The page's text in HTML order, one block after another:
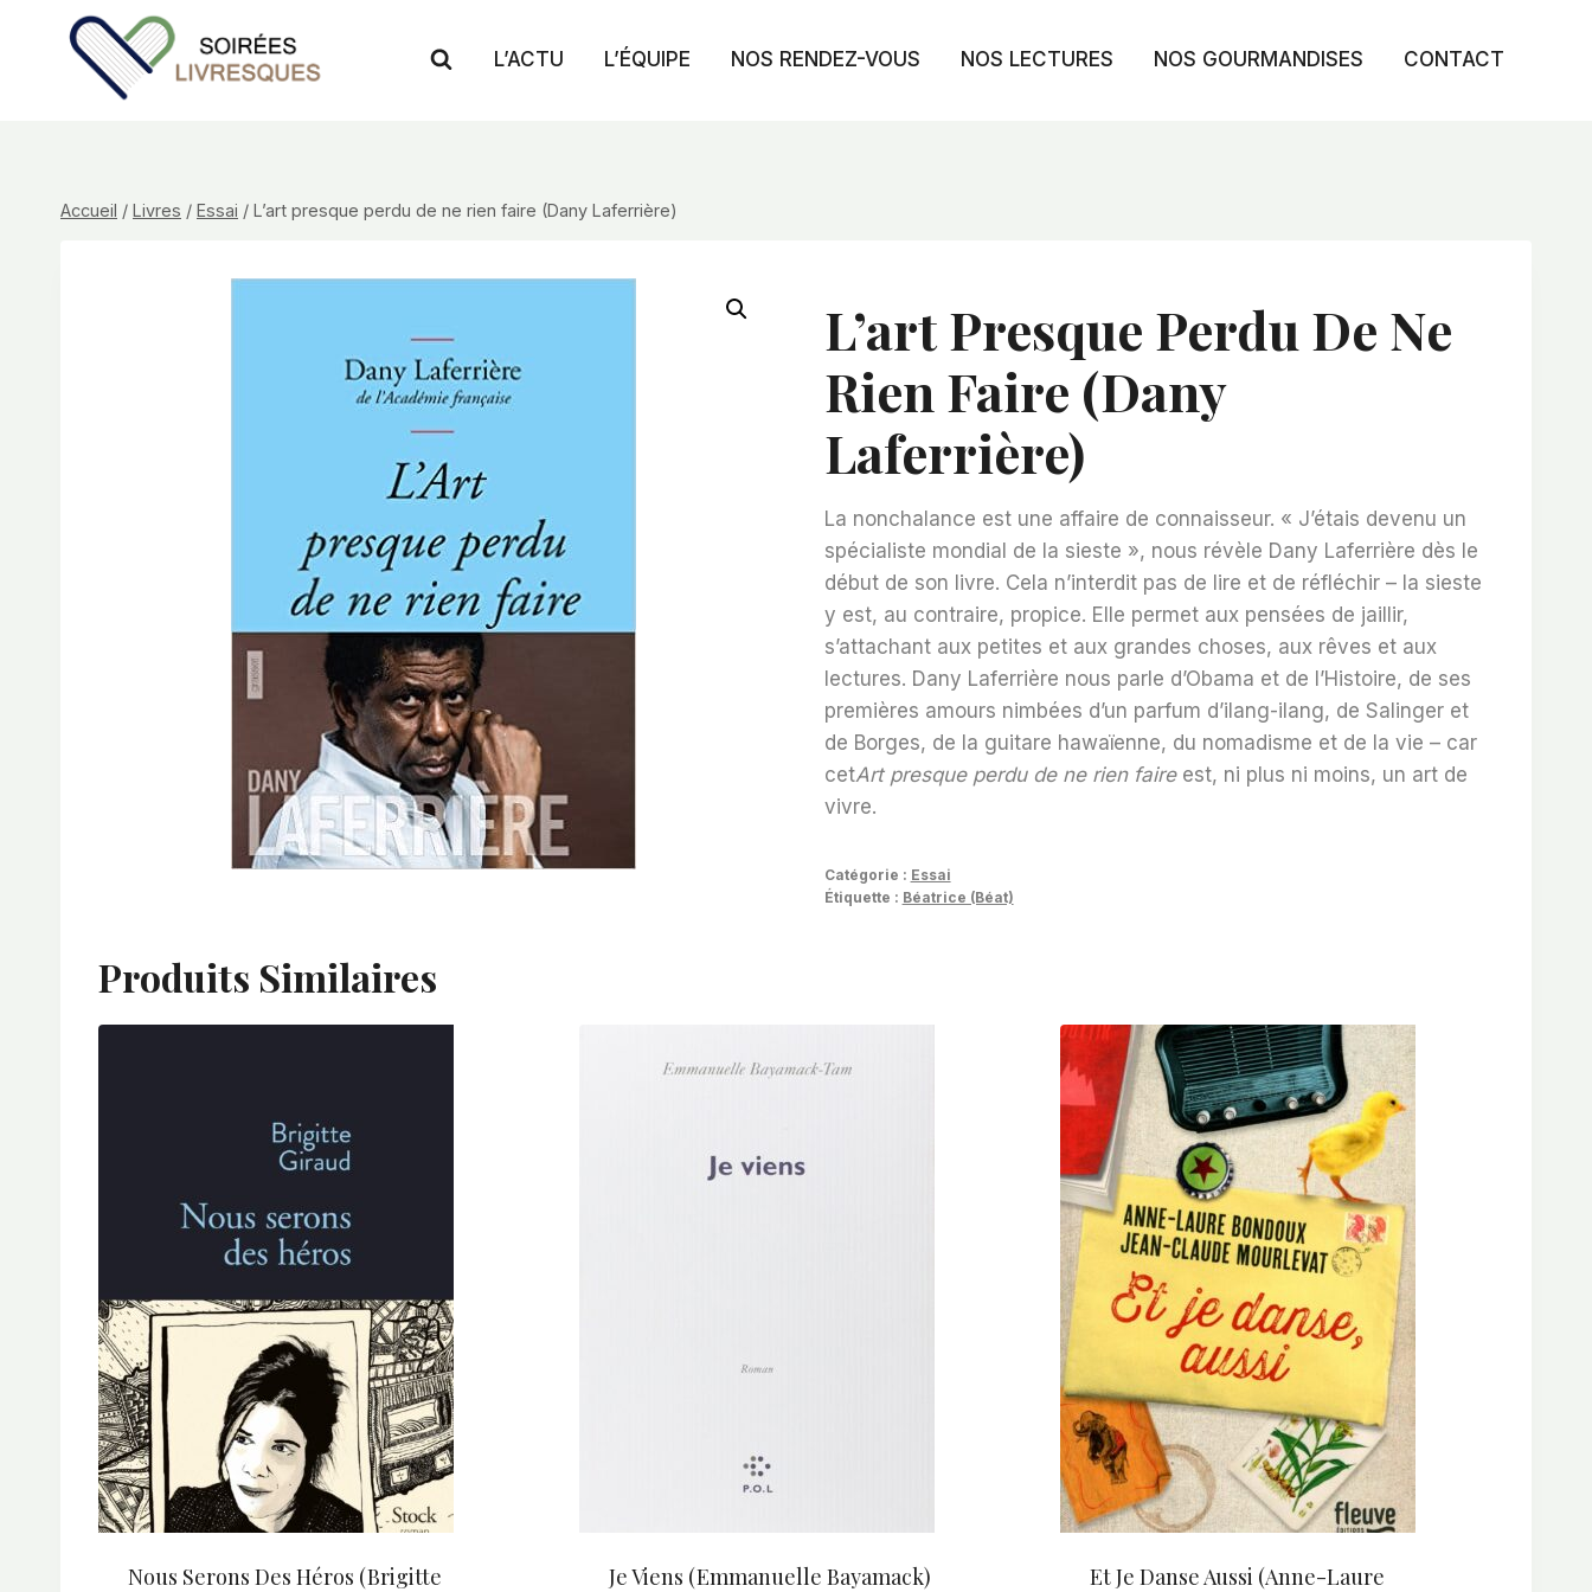
L’ACTU L’ÉQUIPE NOS RENDEZ-VOUS NOS LECTURES NOS GOURMANDISES CONTACT
Accueil / Livres / Essai / L’art presque perdu de ne rien faire (Dany Laferrière)
L’art Presque Perdu De Ne
Rien Faire (Dany
Laferrière)
La nonchalance est une affaire de connaisseur. « J’étais devenu un
spécialiste mondial de la sieste », nous révèle Dany Laferrière dès le
début de son livre. Cela n’interdit pas de lire et de réfléchir – la sieste
y est, au contraire, propice. Elle permet aux pensées de jaillir,
s’attachant aux petites et aux grandes choses, aux rêves et aux
lectures. Dany Laferrière nous parle d’Obama et de l’Histoire, de ses
premières amours nimbées d’un parfum d’ilang-ilang, de Salinger et
de Borges, de la guitare hawaïenne, du nomadisme et de la vie – car
cetArt presque perdu de ne rien faireest, ni plus ni moins, un art de
vivre.
Catégorie : Essai
Étiquette : Béatrice (Béat)
Produits Similaires
Nous Serons Des Héros (Brigitte Je Viens (Emmanuelle Bayamack) Et Je Danse Aussi (Anne-Laure